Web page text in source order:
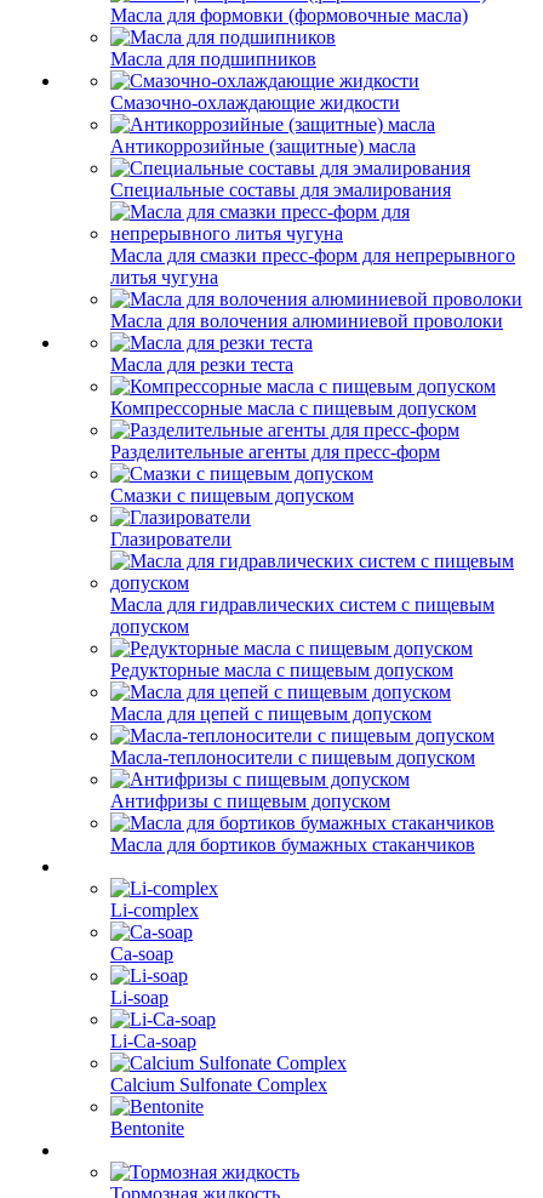
Масла для формовки (формовочные масла)
Масла для подшипников
Смазочно-охлаждающие жидкости
Антикоррозийные (защитные) масла
Специальные составы для эмалирования
Масла для смазки пресс-форм для непрерывного
литья чугуна
Масла для волочения алюминиевой проволоки
Масла для резки теста
Компрессорные масла с пищевым допуском
Разделительные агенты для пресс-форм
Смазки с пищевым допуском
Глазирователи
Масла для гидравлических систем с пищевым
допуском
Редукторные масла с пищевым допуском
Масла для цепей с пищевым допуском
Масла-теплоносители с пищевым допуском
Антифризы с пищевым допуском
Масла для бортиков бумажных стаканчиков
Li-complex
Ca-soap
Li-soap
Li-Ca-soap
Calcium Sulfonate Complex
Bentonite
Тормозная жидкость